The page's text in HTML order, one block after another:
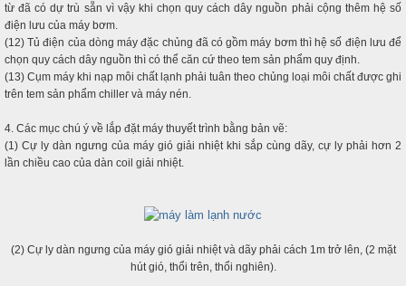
từ đã có dự trù sẵn vì vậy khi chọn quy cách dây nguồn phải cộng thêm hệ số
điện lưu của máy bơm.
(12) Tủ điện của dòng máy đặc chủng đã có gồm máy bơm thì hệ số điện lưu để
chọn quy cách dây nguồn thì có thể căn cứ theo tem sản phẩm quy định.
(13) Cụm máy khi nạp môi chất lạnh phải tuân theo chủng loại môi chất được ghi
trên tem sản phẩm chiller và máy nén.
4. Các mục chú ý về lắp đặt máy thuyết trình bằng bản vẽ:
(1) Cự ly dàn ngưng của máy gió giải nhiệt khi sắp cùng dãy, cự ly phải hơn 2
lần chiều cao của dàn coil giải nhiệt.
(2) Cự ly dàn ngưng của máy gió giải nhiệt và dãy phải cách 1m trở lên, (2 mặt
hút gió, thổi trên, thổi nghiên).